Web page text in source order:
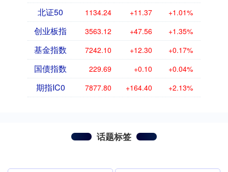
北证50 1134.24 +11.37 +1.01%
创业板指 3563.12 +47.56 +1.35%
基金指数 7242.10 +12.30 +0.17%
国债指数 229.69 +0.10 +0.04%
期指IC0 7877.80 +164.40 +2.13%
话题标签